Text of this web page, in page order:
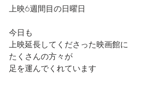
上映6週間目の日曜日
今日も
上映延長してくださった映画館に
たくさんの方々が
足を運んでくれています